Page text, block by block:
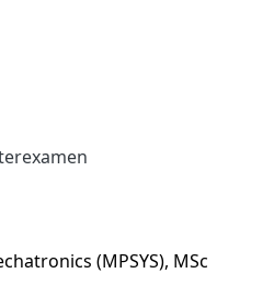
(MPSYS), MSc